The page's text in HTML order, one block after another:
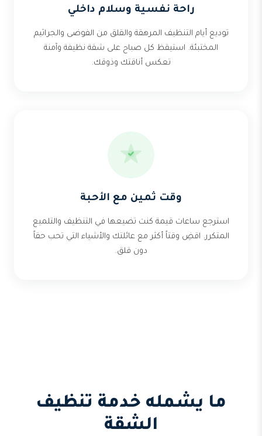
راحة نفسية وسلام داخلي
توديع أيام التنظيف المرهقة والقلق من الفوضى والجراثيم
المختبئة. استيقظ كل صباح على شقة نظيفة وآمنة
تعكس أناقتك وذوقك.
وقت ثمين مع الأحبة
استرجع ساعات قيمة كنت تضيعها في التنظيف والتلميع
المتكرر. اقضِ وقتاً أكثر مع عائلتك والأشياء التي تحب حقاً
دون قلق.
ما يشمله خدمة تنظيف
الشقة